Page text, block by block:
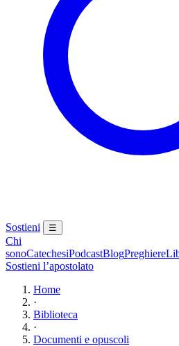
Sostieni ☰
Chi
sonoCatechesiPodcastBlogPreghiere
Sostieni l’apostolato
Home
·
Biblioteca
·
Documenti e opuscoli